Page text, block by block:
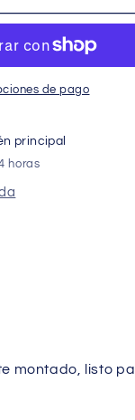
de pago
principal
horas
montado, listo